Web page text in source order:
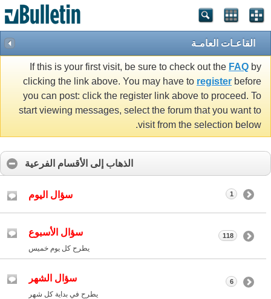
القاعـات العامـة
If this is your first visit, be sure to check out the FAQ by
clicking the link above. You may have to register before
you can post: click the register link above to proceed. To
start viewing messages, select the forum that you want to
visit from the selection below.
الذهاب إلى الأقسام الفرعية
سؤال اليوم 1
سؤال الأسبوع
يطرح كل يوم خميس
118
سؤال الشهر
يطرح في بداية كل شهر
6